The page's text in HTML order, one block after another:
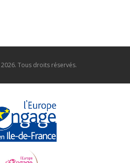
2026. Tous droits réservés.